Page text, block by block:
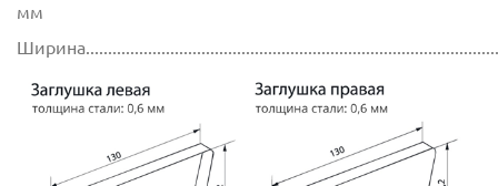
мм